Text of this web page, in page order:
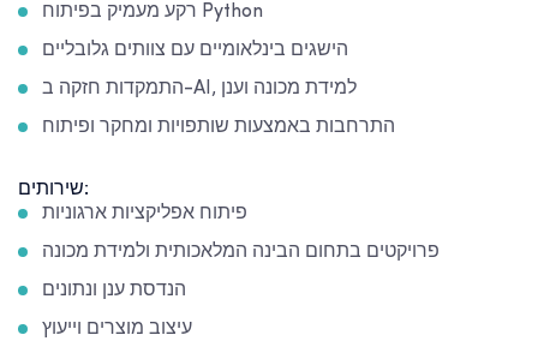
רקע מעמיק בפיתוח Python
הישגים בינלאומיים עם צוותים גלובליים
התמקדות חזקה ב-AI, למידת מכונה וענן
התרחבות באמצעות שותפויות ומחקר ופיתוח
שירותים:
פיתוח אפליקציות ארגוניות
פרויקטים בתחום הבינה המלאכותית ולמידת מכונה
הנדסת ענן ונתונים
עיצוב מוצרים וייעוץ